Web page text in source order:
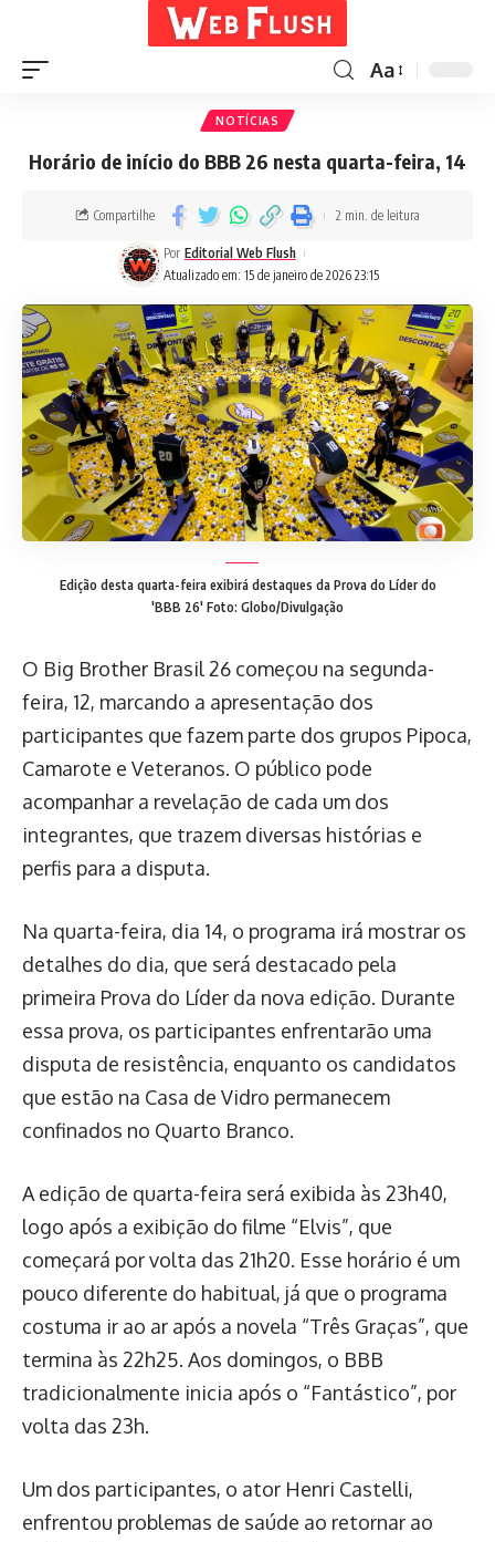
Aa
NOTÍCIAS
Horário de início do BBB 26 nesta quarta-feira, 14
Atualizado em: 15 de janeiro de 2026 23:15
Por Editorial Web Flush
Compartilhe 2 min. de leitura
Edição desta quarta-feira exibirá destaques da Prova do Líder do
'BBB 26' Foto: Globo/Divulgação
O Big Brother Brasil 26 começou na segunda-
feira, 12, marcando a apresentação dos
participantes que fazem parte dos grupos Pipoca,
Camarote e Veteranos. O público pode
acompanhar a revelação de cada um dos
integrantes, que trazem diversas histórias e
perfis para a disputa.
Na quarta-feira, dia 14, o programa irá mostrar os
detalhes do dia, que será destacado pela
primeira Prova do Líder da nova edição. Durante
essa prova, os participantes enfrentarão uma
disputa de resistência, enquanto os candidatos
que estão na Casa de Vidro permanecem
confinados no Quarto Branco.
A edição de quarta-feira será exibida às 23h40,
logo após a exibição do filme “Elvis”, que
começará por volta das 21h20. Esse horário é um
pouco diferente do habitual, já que o programa
costuma ir ao ar após a novela “Três Graças”, que
termina às 22h25. Aos domingos, o BBB
tradicionalmente inicia após o “Fantástico”, por
volta das 23h.
Um dos participantes, o ator Henri Castelli,
enfrentou problemas de saúde ao retornar ao